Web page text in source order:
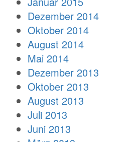
Dezember 2014
Oktober 2014
August 2014
Mai 2014
Dezember 2013
Oktober 2013
August 2013
Juli 2013
Juni 2013